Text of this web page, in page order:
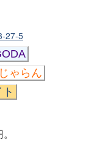
27-5
じゃらん